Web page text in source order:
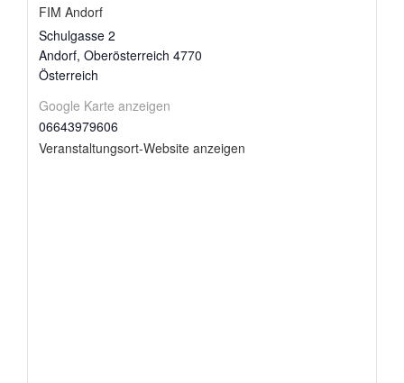
FIM Andorf
Schulgasse 2
Andorf, Oberösterreich 4770
Österreich
Google Karte anzeigen
06643979606
Veranstaltungsort-Website anzeigen